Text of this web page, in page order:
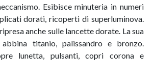
Esibisce minuteria in numeri
dorati, ricoperti di superluminova.
anche sulle lancette dorate. La sua
titanio, palissandro e bronzo.
lunetta, pulsanti, copri corona e